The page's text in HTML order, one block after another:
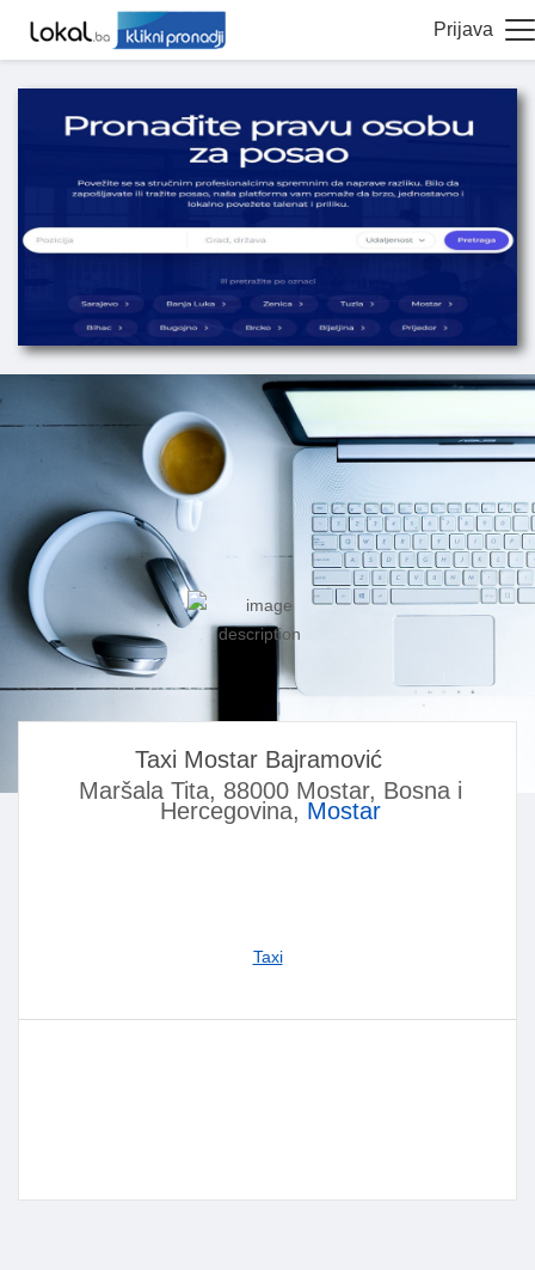
Prijava
Taxi Mostar Bajramović
Maršala Tita, 88000 Mostar, Bosna i
Hercegovina, Mostar
Taxi